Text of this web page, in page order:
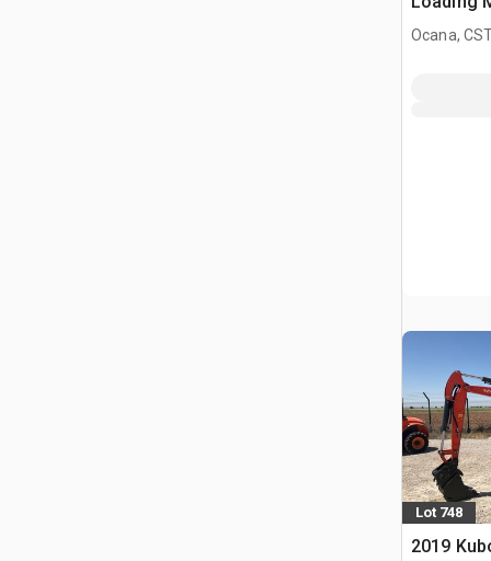
terrrain
Ocana,
Lot 748
2019